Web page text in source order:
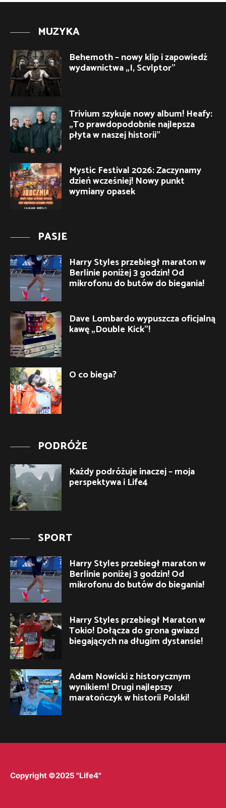
MUZYKA
Behemoth – nowy klip i zapowiedź
wydawnictwa „I, Scvlptor”
Trivium szykuje nowy album! Heafy:
„To prawdopodobnie najlepsza
płyta w naszej historii”
Mystic Festival 2026: Zaczynamy
dzień wcześniej! Nowy punkt
wymiany opasek
PASJE
Harry Styles przebiegł maraton w
Berlinie poniżej 3 godzin! Od
mikrofonu do butów do biegania!
Dave Lombardo wypuszcza oficjalną
kawę „Double Kick”!
O co biega?
PODRÓŻE
Każdy podróżuje inaczej – moja
perspektywa i Life4
SPORT
Harry Styles przebiegł maraton w
Berlinie poniżej 3 godzin! Od
mikrofonu do butów do biegania!
Harry Styles przebiegł Maraton w
Tokio! Dołącza do grona gwiazd
biegających na długim dystansie!
Adam Nowicki z historycznym
wynikiem! Drugi najlepszy
maratończyk w historii Polski!
Copyright ©2025 "Life4"